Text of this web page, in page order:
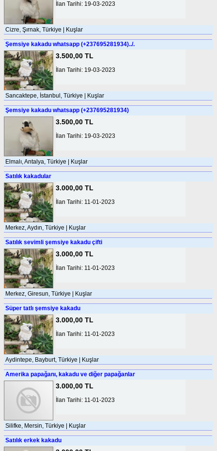
İlan Tarihi: 19-03-2023
Cizre, Şırnak, Türkiye | Kuşlar
Şemsiye kakadu whatsapp (+237695281934)../.
3.500,00 TL
İlan Tarihi: 19-03-2023
Sancaktepe, İstanbul, Türkiye | Kuşlar
Şemsiye kakadu whatsapp (+237695281934)
3.500,00 TL
İlan Tarihi: 19-03-2023
Elmalı, Antalya, Türkiye | Kuşlar
Satılık kakadular
3.000,00 TL
İlan Tarihi: 11-01-2023
Merkez, Aydın, Türkiye | Kuşlar
Satılık sevimli şemsiye kakadu çifti
3.000,00 TL
İlan Tarihi: 11-01-2023
Merkez, Giresun, Türkiye | Kuşlar
Süper tatlı şemsiye kakadu
3.000,00 TL
İlan Tarihi: 11-01-2023
Aydintepe, Bayburt, Türkiye | Kuşlar
Amerika papağanı, kakadu ve diğer papağanlar
3.000,00 TL
İlan Tarihi: 11-01-2023
Silifke, Mersin, Türkiye | Kuşlar
Satılık erkek kakadu